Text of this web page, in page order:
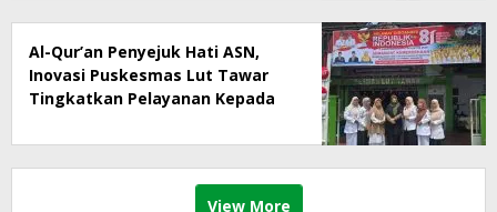
Al-Qur’an Penyejuk Hati ASN,
Inovasi Puskesmas Lut Tawar
Tingkatkan Pelayanan Kepada
View More